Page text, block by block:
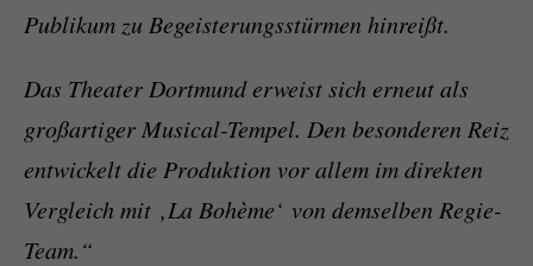
Publikum zu Begeisterungsstürmen hinreißt.
Das Theater Dortmund erweist sich erneut als
großartiger Musical-Tempel. Den besonderen Reiz
entwickelt die Produktion vor allem im direkten
Vergleich mit ‚La Bohème‘ von demselben Regie-
Team.“